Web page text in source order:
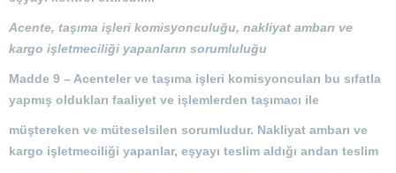
Acente, taşıma işleri komisyonculuğu, nakliyat ambarı ve
kargo işletmeciliği yapanların sorumluluğu
Madde 9 – Acenteler ve taşıma işleri komisyoncuları bu sıfatla
yapmış oldukları faaliyet ve işlemlerden taşımacı ile
müştereken ve müteselsilen sorumludur. Nakliyat ambarı ve
kargo işletmeciliği yapanlar, eşyayı teslim aldığı andan teslim